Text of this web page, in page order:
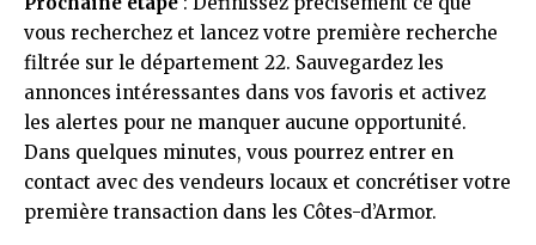
vous recherchez et lancez votre première recherche
filtrée sur le département 22. Sauvegardez les
annonces intéressantes dans vos favoris et activez
les alertes pour ne manquer aucune opportunité.
Dans quelques minutes, vous pourrez entrer en
contact avec des vendeurs locaux et concrétiser votre
première transaction dans les Côtes-d’Armor.